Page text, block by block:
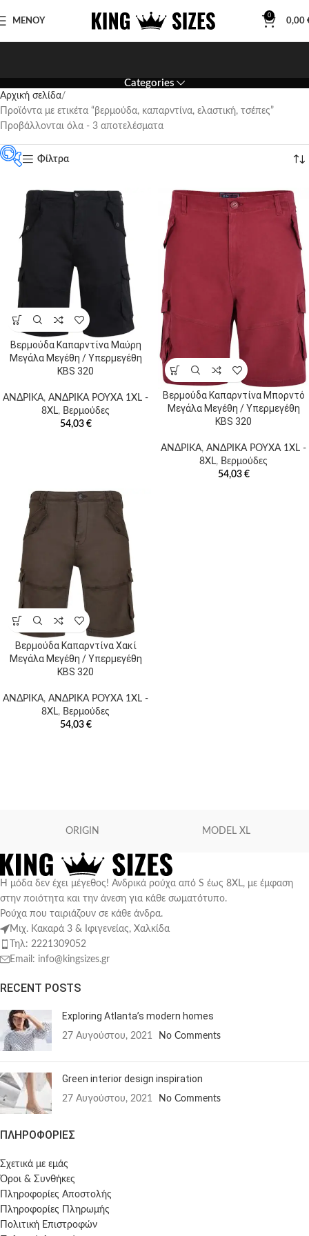
ΜΕΝΟΥ
0
0,00
Categories
Αρχική σελίδα
Προϊόντα με ετικέτα “βερμούδα, καπαρντίνα, ελαστική, τσέπες”
Προβάλλονται όλα - 3 αποτελέσματα
Κατηγορίες
προϊόντων
Ετικέτες
Προϊόν Χρώμα
Προϊόν Size
M
Φίλτρα
Βερμούδα Καπαρντίνα Μαύρη
Μεγάλα Μεγέθη / Υπερμεγέθη
KBS 320
ΑΝΔΡΙΚΑ, ΑΝΔΡΙΚΑ ΡΟΥΧΑ 1XL -
8XL, Βερμούδες
54,03 €
Βερμούδα Καπαρντίνα Μπορντό
Μεγάλα Μεγέθη / Υπερμεγέθη
KBS 320
ΑΝΔΡΙΚΑ, ΑΝΔΡΙΚΑ ΡΟΥΧΑ 1XL -
8XL, Βερμούδες
54,03 €
Βερμούδα Καπαρντίνα Χακί
Μεγάλα Μεγέθη / Υπερμεγέθη
KBS 320
ΑΝΔΡΙΚΑ, ΑΝΔΡΙΚΑ ΡΟΥΧΑ 1XL -
8XL, Βερμούδες
54,03 €
ORIGIN MODEL XL
Η μόδα δεν έχει μέγεθος! Ανδρικά ρούχα από S έως 8XL, με έμφαση
στην ποιότητα και την άνεση για κάθε σωματότυπο.
Ρούχα που ταιριάζουν σε κάθε άνδρα.
Μιχ. Κακαρά 3 & Ιφιγενείας, Χαλκίδα
Τηλ: 2221309052
Email: info@kingsizes.gr
RECENT POSTS
Exploring Atlanta’s modern homes
27 Αυγούστου, 2021 No Comments
Green interior design inspiration
27 Αυγούστου, 2021 No Comments
ΠΛΗΡΟΦΟΡΙΕΣ
Σχετικά με εμάς
Όροι & Συνθήκες
Πληροφορίες Αποστολής
Πληροφορίες Πληρωμής
Πολιτική Επιστροφών